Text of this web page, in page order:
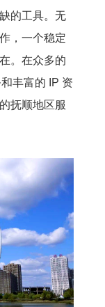
的工具。无
，一个稳定
。在众多的
丰富的 IP 资
抚顺地区服